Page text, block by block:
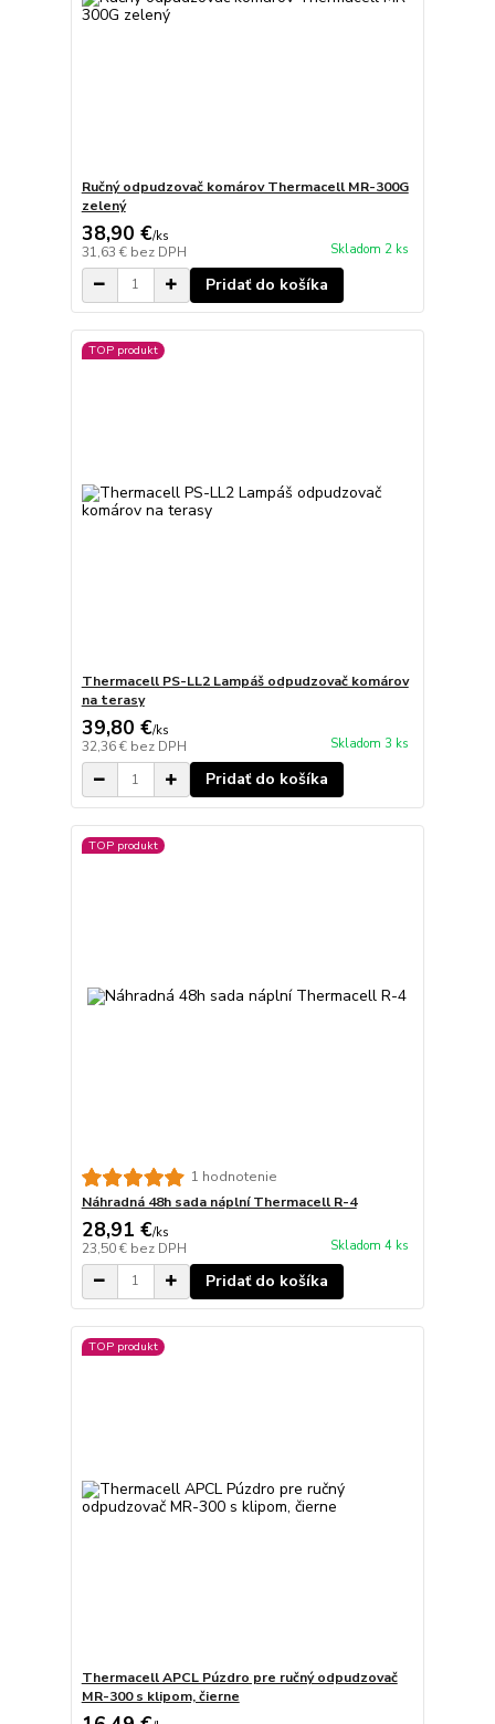
Ručný odpudzovač komárov Thermacell MR-300G
zelený
38,90 €/ks
31,63 € bez DPH Skladom 2 ks
Pridať do košíka
TOP produkt
Thermacell PS-LL2 Lampáš odpudzovač komárov
na terasy
39,80 €/ks
32,36 € bez DPH Skladom 3 ks
Pridať do košíka
TOP produkt
1 hodnotenie
Náhradná 48h sada náplní Thermacell R-4
28,91 €/ks
23,50 € bez DPH Skladom 4 ks
Pridať do košíka
TOP produkt
Thermacell APCL Púzdro pre ručný odpudzovač
MR-300 s klipom, čierne